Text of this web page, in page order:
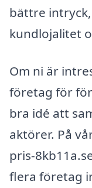
bättre
kundlojalitet
Om ni är
företag för
bra idé att
aktörer. På
pris-
flera företag